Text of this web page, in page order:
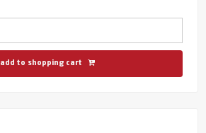
add to shopping cart